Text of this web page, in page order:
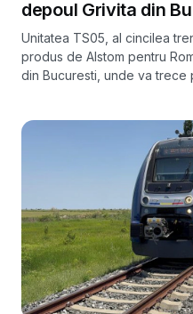
depoul Grivita din
Unitatea TS05, al cincilea
produs de Alstom pentru
din Bucuresti, unde va trece